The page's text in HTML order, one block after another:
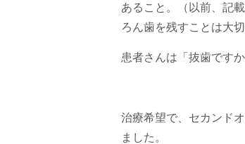
あること。（以前、記
ろん歯を残すことは大
患者さんは「抜歯です
治療希望で、セカンド
ました。